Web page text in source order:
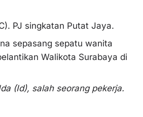
PJ singkatan Putat Jaya.
sepasang sepatu wanita
Walikota Surabaya di
(Id), salah seorang pekerja.